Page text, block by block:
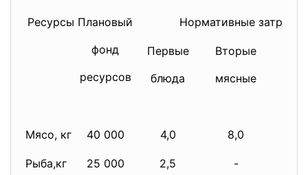
Ресурсы Плановый
фонд
ресурсов
Нормативные
Первые
блюда
Вторые
мясные
Мясо, кг 40 000 4,0 8,0
Рыба,кг 25 000 2,5 -